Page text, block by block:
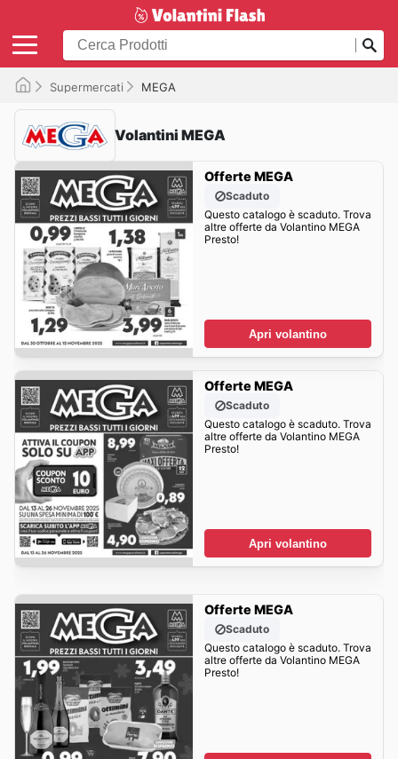
Supermercati MEGA
Volantini MEGA
Offerte MEGA
Scaduto
Questo catalogo è scaduto. Trova
altre offerte da Volantino MEGA
Presto!
Apri volantino
Offerte MEGA
Scaduto
Questo catalogo è scaduto. Trova
altre offerte da Volantino MEGA
Presto!
Apri volantino
Offerte MEGA
Scaduto
Questo catalogo è scaduto. Trova
altre offerte da Volantino MEGA
Presto!